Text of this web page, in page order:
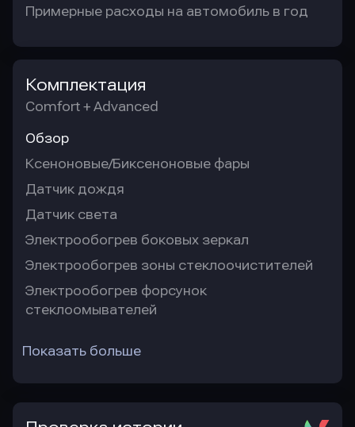
Примерные расходы на автомобиль в год
Комплектация
Comfort + Advanced
Обзор
Ксеноновые/Биксеноновые фары
Датчик дождя
Датчик света
Электрообогрев боковых зеркал
Электрообогрев зоны стеклоочистителей
Электрообогрев форсунок
стеклоомывателей
Показать больше